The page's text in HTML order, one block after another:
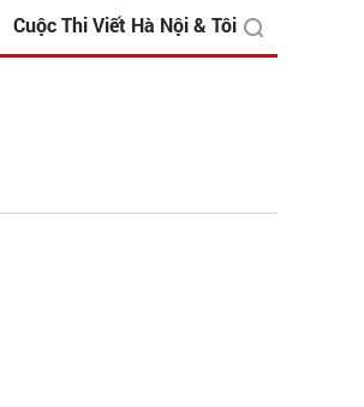
Cuộc Thi Viết Hà Nội & Tôi